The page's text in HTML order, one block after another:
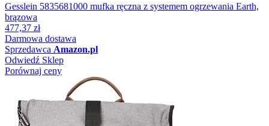
Gesslein 5835681000 mufka ręczna z systemem ogrzewania Earth,
brązowa
477,37 zł
Darmowa dostawa
Sprzedawca Amazon.pl
Odwiedź Sklep
Porównaj ceny